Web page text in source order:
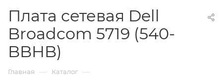
Плата сетевая Dell
Broadcom 5719 (540-
BBHB)
Главная — Каталог —